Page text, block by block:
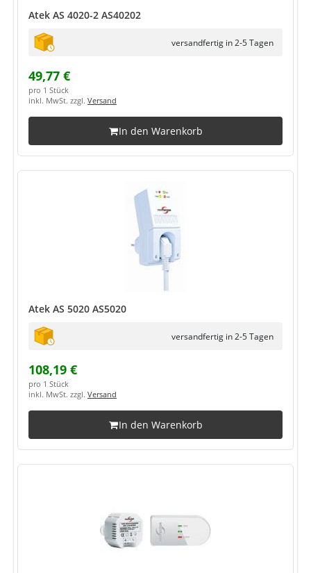
Atek AS 4020-2 AS40202
versandfertig in 2-5 Tagen
49,77 €
pro 1 Stück
inkl. MwSt. zzgl. Versand
In den Warenkorb
Atek AS 5020 AS5020
versandfertig in 2-5 Tagen
108,19 €
pro 1 Stück
inkl. MwSt. zzgl. Versand
In den Warenkorb